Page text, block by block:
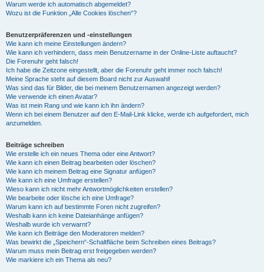
Warum werde ich automatisch abgemeldet?
Wozu ist die Funktion „Alle Cookies löschen“?
Benutzerpräferenzen und -einstellungen
Wie kann ich meine Einstellungen ändern?
Wie kann ich verhindern, dass mein Benutzername in der Online-Liste auftaucht?
Die Forenuhr geht falsch!
Ich habe die Zeitzone eingestellt, aber die Forenuhr geht immer noch falsch!
Meine Sprache steht auf diesem Board nicht zur Auswahl!
Was sind das für Bilder, die bei meinem Benutzernamen angezeigt werden?
Wie verwende ich einen Avatar?
Was ist mein Rang und wie kann ich ihn ändern?
Wenn ich bei einem Benutzer auf den E-Mail-Link klicke, werde ich aufgefordert, mich
anzumelden.
Beiträge schreiben
Wie erstelle ich ein neues Thema oder eine Antwort?
Wie kann ich einen Beitrag bearbeiten oder löschen?
Wie kann ich meinem Beitrag eine Signatur anfügen?
Wie kann ich eine Umfrage erstellen?
Wieso kann ich nicht mehr Antwortmöglichkeiten erstellen?
Wie bearbeite oder lösche ich eine Umfrage?
Warum kann ich auf bestimmte Foren nicht zugreifen?
Weshalb kann ich keine Dateianhänge anfügen?
Weshalb wurde ich verwarnt?
Wie kann ich Beiträge den Moderatoren melden?
Was bewirkt die „Speichern“-Schaltfläche beim Schreiben eines Beitrags?
Warum muss mein Beitrag erst freigegeben werden?
Wie markiere ich ein Thema als neu?